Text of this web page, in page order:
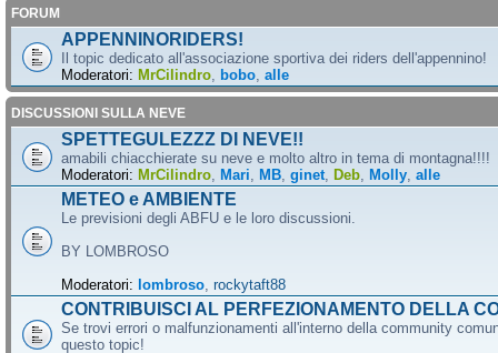
FORUM
APPENNINORIDERS!
Il topic dedicato all'associazione sportiva dei riders dell'appennino!
Moderatori: MrCilindro bobo alle
DISCUSSIONI SULLA NEVE
SPETTEGULEZZZ DI NEVE!!
amabili chiacchierate su neve e molto altro in tema di montagna!!!!
Moderatori: MrCilindro Mari MB ginet Deb Molly alle
METEO e AMBIENTE
Le previsioni degli ABFU e le loro discussioni.
BY LOMBROSO
Moderatori: lombroso rockytaft88
CONTRIBUISCI AL PERFEZIONAMENTO DELLA
Se trovi errori o malfunzionamenti all'interno della community
questo topic!